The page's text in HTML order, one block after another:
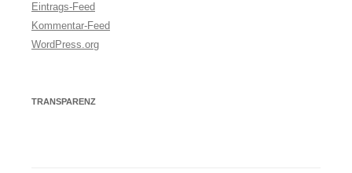
Eintrags-Feed
Kommentar-Feed
WordPress.org
TRANSPARENZ